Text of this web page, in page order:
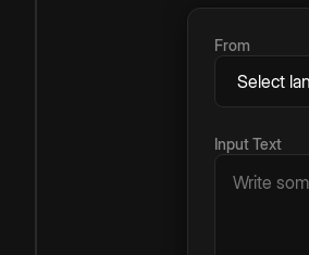
From
Input Text